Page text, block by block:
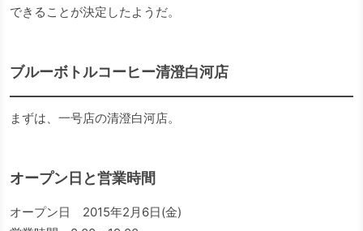
できることが決定したようだ。
ブルーボトルコーヒー清澄白河店
まずは、一号店の清澄白河店。
オープン日と営業時間
オープン日 2015年2月6日(金)